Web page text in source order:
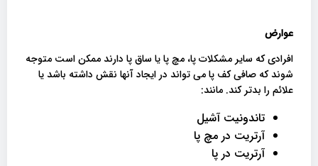
عوارض
افرادی که سایر مشکلات پا، مچ پا یا ساق پا دارند ممکن است متوجه
شوند که صافی کف پا می تواند در ایجاد آنها نقش داشته باشد یا
علائم را بدتر کند. مانند:
تاندونیت آشیل
آرتریت در مچ پا
آرتریت در پا